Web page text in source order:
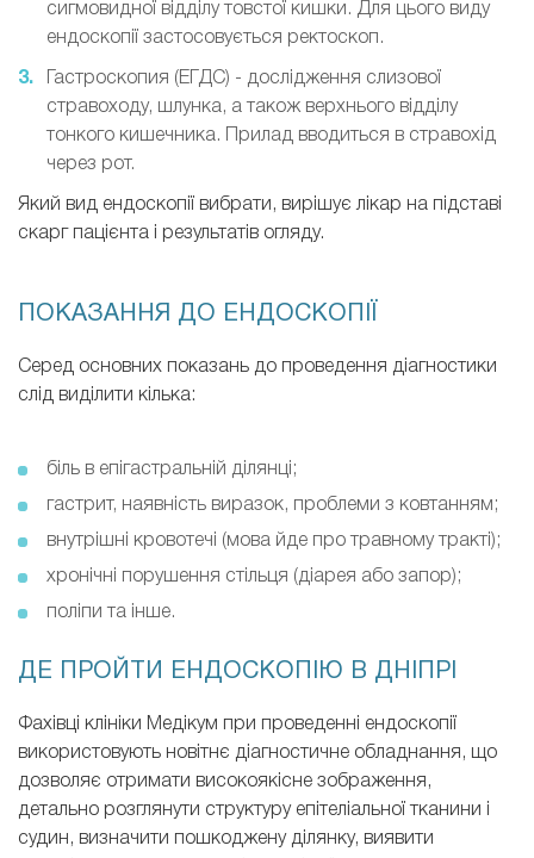
сигмовидної відділу товстої кишки. Для цього виду
ендоскопії застосовується ректоскоп.
Гастроскопия (ЕГДС) - дослідження слизової
стравоходу, шлунка, а також верхнього відділу
тонкого кишечника. Прилад вводиться в стравохід
через рот.
Який вид ендоскопії вибрати, вирішує лікар на підставі
скарг пацієнта і результатів огляду.
ПОКАЗАННЯ ДО ЕНДОСКОПІЇ
Серед основних показань до проведення діагностики
слід виділити кілька:
біль в епігастральній ділянці;
гастрит, наявність виразок, проблеми з ковтанням;
внутрішні кровотечі (мова йде про травному тракті);
хронічні порушення стільця (діарея або запор);
поліпи та інше.
ДЕ ПРОЙТИ ЕНДОСКОПІЮ В ДНІПРІ
Фахівці клініки Медікум при проведенні ендоскопії
використовують новітнє діагностичне обладнання, що
дозволяє отримати високоякісне зображення,
детально розглянути структуру епітеліальної тканини і
судин, визначити пошкоджену ділянку, виявити